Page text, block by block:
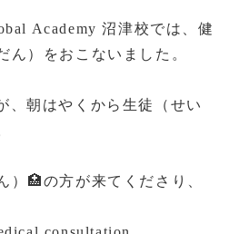
Academy沼津校では、健
ん）をおこないました。
、朝はやくから生徒（せい
） 🏥の方が来てくださり、